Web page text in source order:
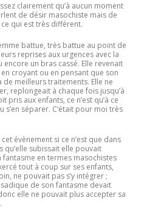
clairement qu’à aucun moment
de désir masochiste mais de
qui est très différent.
battue, très battue au point de
reprises aux urgences avec la
un bras cassé. Elle revenait
croyant ou en pensant que son
meilleurs traitements. Elle ne
replongeait à chaque fois jusqu’à
pris aux enfants, ce n’est qu’à ce
s’en séparer. C’était pour moi très
évènement si ce n’est que dans
qu’elle subissait elle pouvait
en termes masochistes
tout à coup sur ses enfants,
ne pouvait pas s’y intégrer ;
de son fantasme devait
elle ne pouvait plus accepter sa